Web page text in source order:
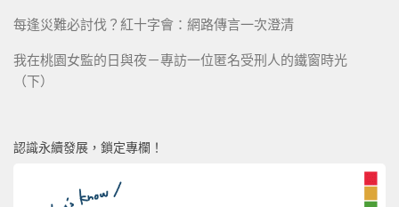
每逢災難必討伐？紅十字會：網路傳言一次澄清
我在桃園女監的日與夜－專訪一位匿名受刑人的鐵窗時光
（下）
認識永續發展，鎖定專欄！